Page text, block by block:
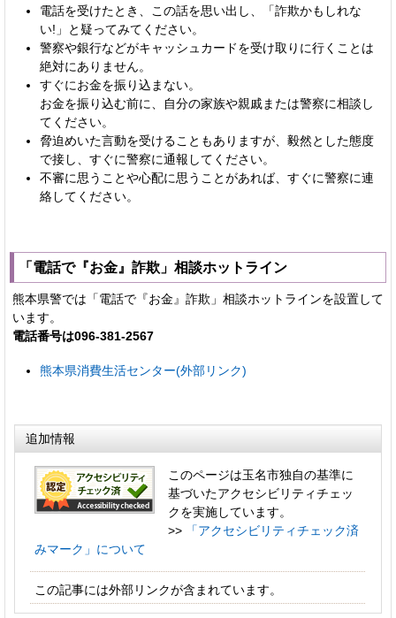
電話を受けたとき、この話を思い出し、「詐欺かもしれな
い!」と疑ってみてください。
警察や銀行などがキャッシュカードを受け取りに行くことは
絶対にありません。
すぐにお金を振り込まない。
お金を振り込む前に、自分の家族や親戚または警察に相談し
てください。
脅迫めいた言動を受けることもありますが、毅然とした態度
で接し、すぐに警察に通報してください。
不審に思うことや心配に思うことがあれば、すぐに警察に連
絡してください。
「電話で『お金』詐欺」相談ホットライン
熊本県警では「電話で『お金』詐欺」相談ホットラインを設置して
います。
電話番号は096-381-2567
熊本県消費生活センター(外部リンク)
追加情報
このページは玉名市独自の基準に
基づいたアクセシビリティチェッ
クを実施しています。
>>
「アクセシビリティチェック済
みマーク」について
この記事には外部リンクが含まれています。